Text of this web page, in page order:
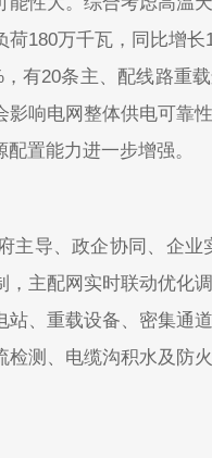
180万千瓦，同比增
有20条主、配线路重
响电网整体供电可靠
置能力进一步增强。
主导、政企协同、企
主配网实时联动优化
、重载设备、密集通
测、电缆沟积水及防